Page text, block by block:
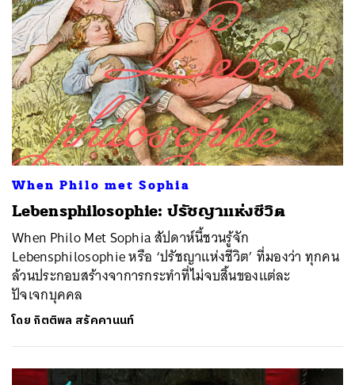
When Philo met Sophia
Lebensphilosophie: ปรัชญาแห่งชีวิต
When Philo Met Sophia สัปดาห์นี้ชวนรู้จัก
Lebensphilosophie หรือ ‘ปรัชญาแห่งชีวิต’ ที่มองว่า ทุกคน
ล้วนประกอบสร้างจาการกระทำที่ไม่จบสิ้นของแต่ละ
ปัจเจกบุคคล
โดย กิตติพล สรัคคานนท์